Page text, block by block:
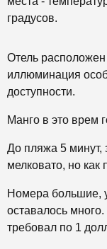
градусов.
Отель
иллюминация
доступности.
Манго в это врем
До пляжа 5 минут,
мелковато, но как
Номера большие,
оставалось
требовал по 1